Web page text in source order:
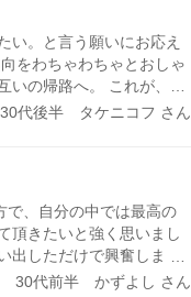
い。と言う願いにお応え
をわちゃわちゃとおしゃ
の帰路へ。 これが、私
ー。）
30代後半 タケニコフ さん
で、自分の中では最高の
頂きたいと強く思いまし
出しただけで興奮しま
会える日を楽しみにして
30代前半 かずよし さん